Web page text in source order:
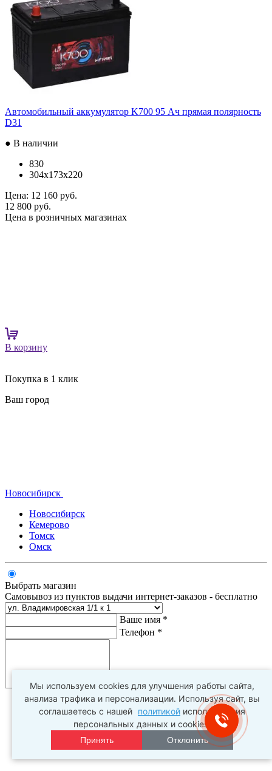
Автомобильный аккумулятор K700 95 Ач прямая полярность
D31
● В наличии
830
304x173x220
Цена: 12 160 руб.
12 800 руб.
Цена в розничных магазинах
В корзину
Покупка в 1 клик
Ваш город
Новосибирск
Новосибирск
Кемерово
Томск
Омск
Выбрать магазин
Самовывоз из пунктов выдачи интернет-заказов - бесплатно
Ваше имя *
Телефон *
Комментарий
Мы используем cookies для улучшения работы сайта,
анализа трафика и персонализации. Используя сайт, вы
соглашаетесь с нашей политикой использования
персональных данных и cookies.
Принять Отклонить